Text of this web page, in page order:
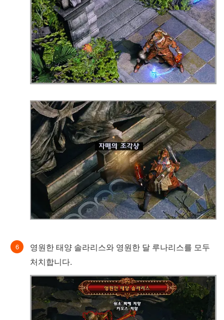
영원한 태양 솔라리스와 영원한 달 루나리스를 모두
처치합니다.